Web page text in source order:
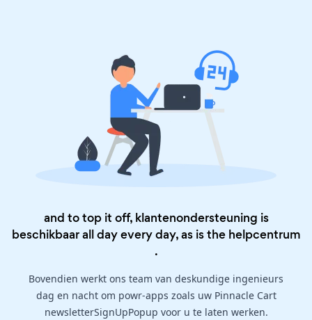
and to top it off, klantenondersteuning is
beschikbaar all day every day, as is the helpcentrum
.
Bovendien werkt ons team van deskundige ingenieurs
dag en nacht om powr-apps zoals uw Pinnacle Cart
newsletterSignUpPopup voor u te laten werken.